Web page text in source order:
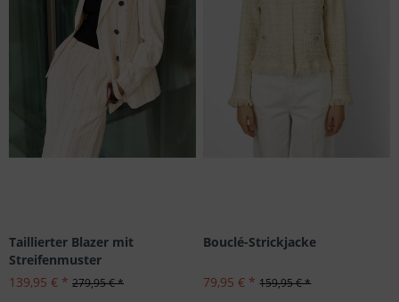
Taillierter Blazer mit
Streifenmuster
139,95 € * 279,95 € *
Bouclé-Strickjacke
79,95 € * 159,95 € *